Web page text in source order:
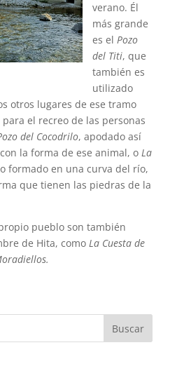
verano. Él
más grande
es el Pozo
del Titi, que
también es
utilizado
otros lugares de ese tramo
el recreo de las personas
del Cocodrilo, apodado así
la forma de ese animal, oLa
formado en una curva del río,
que tienen las piedras de la
pueblo son también
de Hita, como La Cuesta de
Buscar